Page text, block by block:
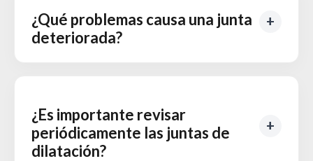
¿Qué problemas causa una junta
deteriorada?
¿Es importante revisar
periódicamente las juntas de
dilatación?